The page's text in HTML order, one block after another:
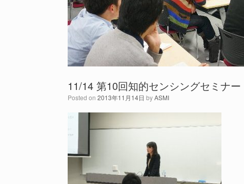
11/14 第10回知的センシングセミナー
Posted on 2013年11月14日 byASMI